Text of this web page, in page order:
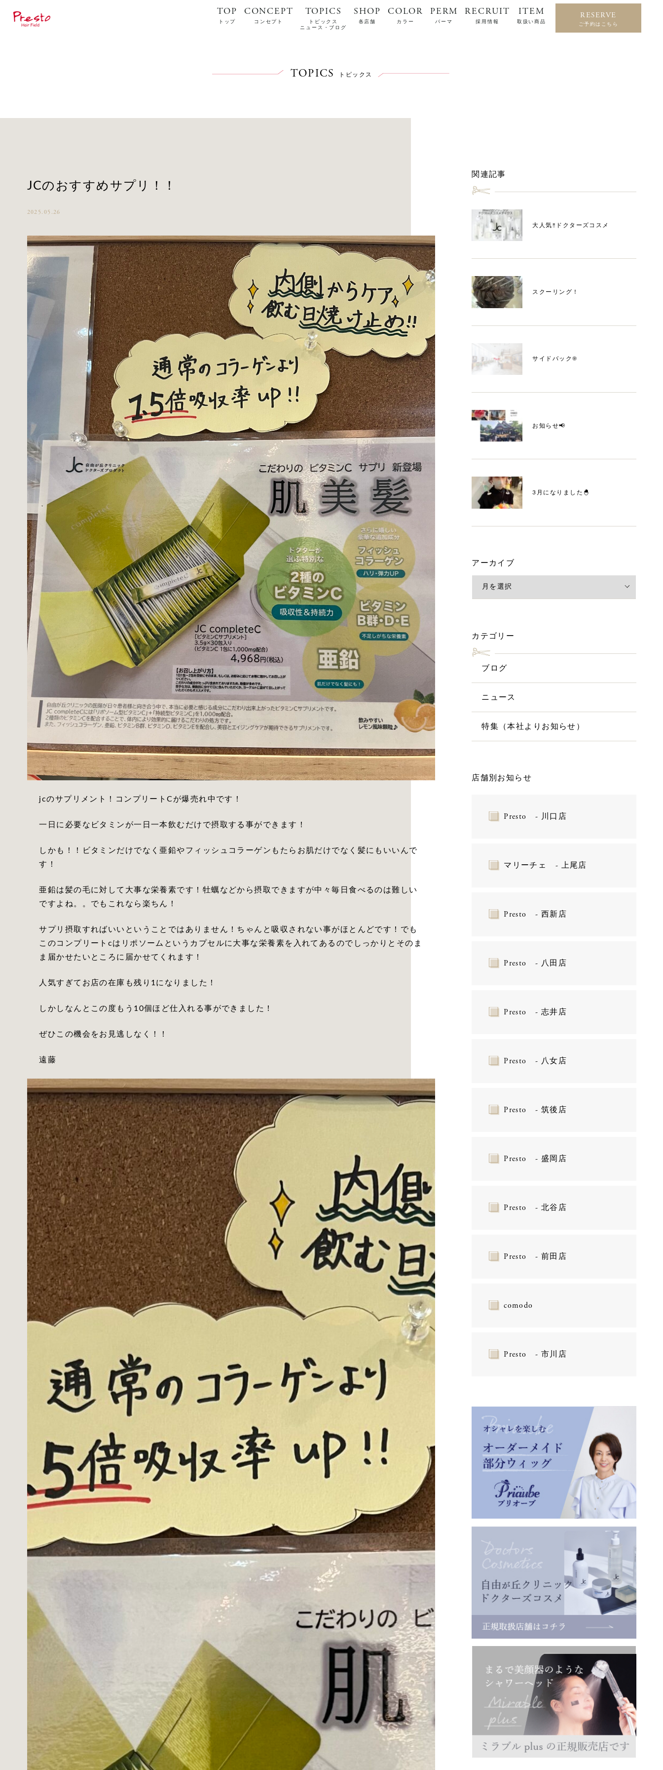
TOP
トップ
CONCEPT
コンセプト
TOPICS
トピックス
ニュース・ブログ
SHOP
各店舗
COLOR
カラー
PERM
パーマ
RECRUIT
採用情報
ITEM
取扱い商品
RESERVE
ご予約はこちら
TOPICS トピックス
JCのおすすめサプリ！！
2025.05.26
jcのサプリメント！コンプリートCが爆売れ中です！
一日に必要なビタミンが一日一本飲むだけで摂取する事ができます！
しかも！！ビタミンだけでなく亜鉛やフィッシュコラーゲンもたらお肌だけでなく髪にもいいんで
す！
亜鉛は髪の毛に対して大事な栄養素です！牡蠣などから摂取できますが中々毎日食べるのは難しい
ですよね。。でもこれなら楽ちん！
サプリ摂取すればいいということではありません！ちゃんと吸収されない事がほとんどです！でも
このコンプリートcはリポソームというカプセルに大事な栄養素を入れてあるのでしっかりとそのま
ま届かせたいところに届かせてくれます！
人気すぎてお店の在庫も残り1になりました！
しかしなんとこの度もう10個ほど仕入れる事ができました！
ぜひこの機会をお見逃しなく！！
遠藤
関連記事
大人気‼️ドクターズコスメ
スクーリング！
サイドバック☀️
お知らせ📢
3月になりました🐣
アーカイブ
カテゴリー
ブログ
ニュース
特集（本社よりお知らせ）
店舗別お知らせ
Presto - 川口店
マリーチェ - 上尾店
Presto - 西新店
Presto - 八田店
Presto - 志井店
Presto - 八女店
Presto - 筑後店
Presto - 盛岡店
Presto - 北谷店
Presto - 前田店
comodo
Presto - 市川店